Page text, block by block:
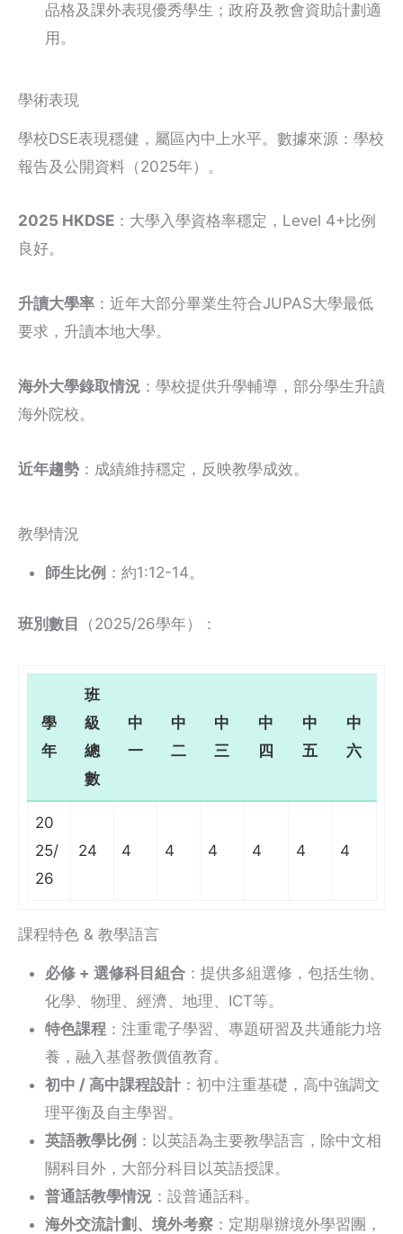
品格及課外表現優秀學生；政府及教會資助計劃適
用。
學術表現
學校DSE表現穩健，屬區內中上水平。數據來源：學校
報告及公開資料（2025年）。
2025 HKDSE ：大學入學資格率穩定，Level 4+比例
良好。
升讀大學率 ：近年大部分畢業生符合JUPAS大學最低
要求，升讀本地大學。
海外大學錄取情況 ：學校提供升學輔導，部分學生升讀
海外院校。
近年趨勢 ：成績維持穩定，反映教學成效。
教學情況
師生比例 ：約1:12-14。
班別數目 （2025/26學年）：
學
年
班
級
總
數
中
一
中
二
中
三
中
四
中
五
中
六
20
25/
26
24 4 4 4 4 4 4
課程特色 & 教學語言
必修 + 選修科目組合 ：提供多組選修，包括生物、
化學、物理、經濟、地理、ICT等。
特色課程 ：注重電子學習、專題研習及共通能力培
養，融入基督教價值教育。
初中 / 高中課程設計 ：初中注重基礎，高中強調文
理平衡及自主學習。
英語教學比例 ：以英語為主要教學語言，除中文相
關科目外，大部分科目以英語授課。
普通話教學情況 ：設普通話科。
海外交流計劃、境外考察 ：定期舉辦境外學習團，